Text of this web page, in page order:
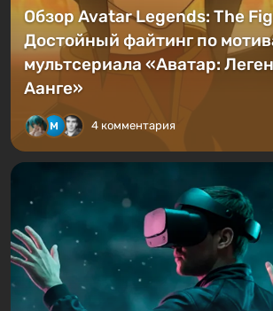
Обзор Avatar Legends: The
Достойный файтинг по
мультсериала «Аватар:
Аанге»
4 комментария